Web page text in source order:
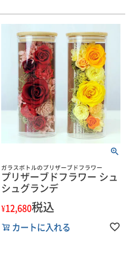
ガラスボトルのプリザーブドフラワー
プリザーブドフラワー シュ
シュグランデ
¥12,680税込
カートに入れる